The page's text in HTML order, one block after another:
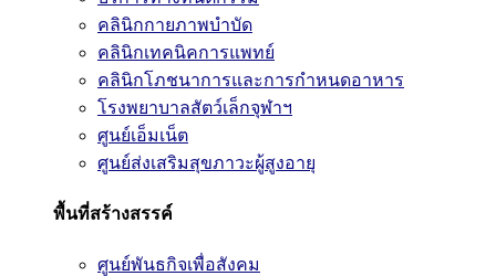
คลินิกกายภาพบำบัด
คลินิกเทคนิคการแพทย์
คลินิกโภชนาการและการกำหนดอาหาร
โรงพยาบาลสัตว์เล็กจุฬาฯ
ศูนย์เอ็มเน็ต
ศูนย์ส่งเสริมสุขภาวะผู้สูงอายุ
พื้นที่สร้างสรรค์
ศูนย์พันธกิจเพื่อสังคม